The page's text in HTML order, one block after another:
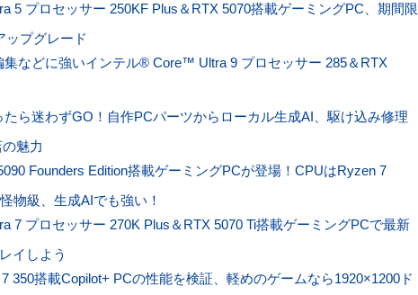
5 プロセッサー 250KF Plus＆RTX 5070搭載ゲーミングPC、期間限
ップグレード
集などに強いインテル® Core™ Ultra 9 プロセッサー 285＆RTX
ら迷わずGO！自作PCパーツからローカル生成AI、駆け込み修理
魅力
Founders Edition搭載ゲーミングPCが登場！CPUはRyzen 7
物級、生成AIでも強い！
7 プロセッサー 270K Plus＆RTX 5070 Ti搭載ゲーミングPCで最新
イしよう
350搭載Copilot+ PCの性能を検証、軽めのゲームなら1920×1200ド